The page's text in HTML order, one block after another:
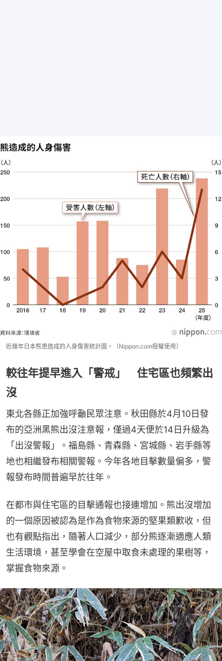
近幾年日本熊患造成的人身傷害統計圖。（Nippon.com授權使用）
較往年提早進入「警戒」 住宅區也頻繁出
沒
東北各縣正加強呼籲民眾注意。秋田縣於4月10日發
布的亞洲黑熊出沒注意報，僅過4天便於14日升級為
「出沒警報」。福島縣、青森縣、宮城縣、岩手縣等
地也相繼發布相關警報。今年各地目擊數量偏多，警
報發布時間普遍早於往年。
在都市與住宅區的目擊通報也接連增加。熊出沒增加
的一個原因被認為是作為食物來源的堅果類歉收，但
也有觀點指出，隨著人口減少，部分熊逐漸適應人類
生活環境，甚至學會在空屋中取食未處理的果樹等，
掌握食物來源。